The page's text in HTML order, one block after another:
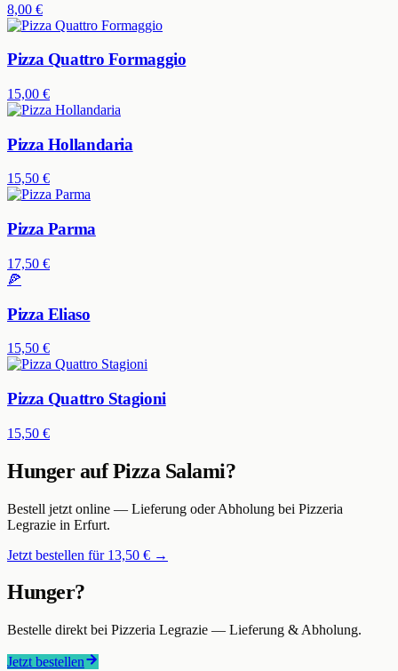
8,00 €
Pizza Quattro Formaggio
15,00 €
Pizza Hollandaria
15,50 €
Pizza Parma
17,50 €
🍕
Pizza Eliaso
15,50 €
Pizza Quattro Stagioni
15,50 €
Hunger aufPizza Salami?
Bestell jetzt online — Lieferung oder Abholung bei Pizzeria
Legrazie in Erfurt.
Jetzt bestellen für 13,50 € →
Hunger?
Bestelle direkt bei Pizzeria Legrazie — Lieferung & Abholung.
Jetzt bestellen